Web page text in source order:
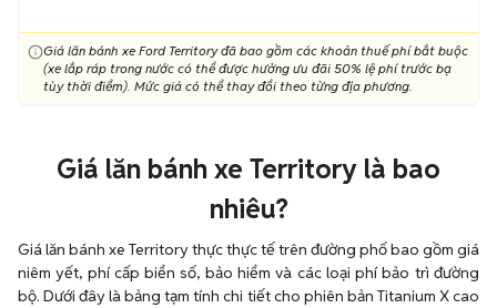
Giá lăn bánh xe Ford Territory đã bao gồm các khoản thuế phí bắt buộc
(xe lắp ráp trong nước có thể được hưởng ưu đãi 50% lệ phí trước bạ
tùy thời điểm). Mức giá có thể thay đổi theo từng địa phương.
Giá lăn bánh xe Territory là bao
nhiêu?
Giá lăn bánh xe Territory thực thực tế trên đường phố bao gồm giá
niêm yết, phí cấp biển số, bảo hiểm và các loại phí bảo trì đường
bộ. Dưới đây là bảng tạm tính chi tiết cho phiên bản Titanium X cao